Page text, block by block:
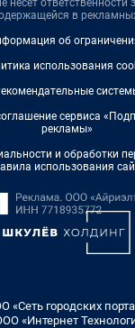
в
об
использования
сервиса
рекламы»
и обработки
использования
«Сеть городских
«Интернет